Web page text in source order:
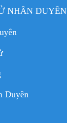
NHÂN DUYÊN
Duyên